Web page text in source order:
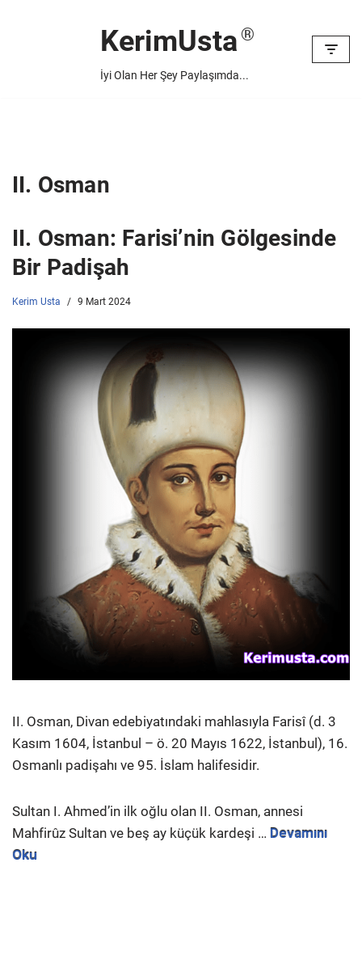
KerimUsta
İyi Olan Her Şey Paylaşımda...
II. Osman
II. Osman: Farisi’nin Gölgesinde
Bir Padişah
Kerim Usta 9 Mart 2024
II. Osman, Divan edebiyatındaki mahlasıyla Farisî (d. 3
Kasım 1604, İstanbul – ö. 20 Mayıs 1622, İstanbul), 16.
Osmanlı padişahı ve 95. İslam halifesidir.
Sultan I. Ahmed’in ilk oğlu olan II. Osman, annesi
Mahfirûz Sultan ve beş ay küçük kardeşi … Devamını
Oku